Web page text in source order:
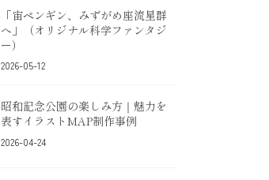
「宙ペンギン、みずがめ座流星群
へ」（オリジナル科学ファンタジ
ー）
2026-05-12
昭和記念公園の楽しみ方｜魅力を
表すイラストMAP制作事例
2026-04-24